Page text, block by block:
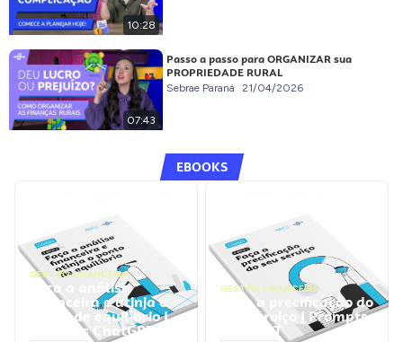
10:28
07:43
Passo a passo para ORGANIZAR sua
PROPRIEDADE RURAL
Sebrae Paraná 21/04/2026
EBOOKS
GESTÃO FINANCEIRA
Faça a análise
financeira e atinja o
ponto de equilíbrio |
Prompts ChatGPT
GESTÃO FINANCEIRA
Faça a precificação do
seu serviço | Prompts
ChatGPT